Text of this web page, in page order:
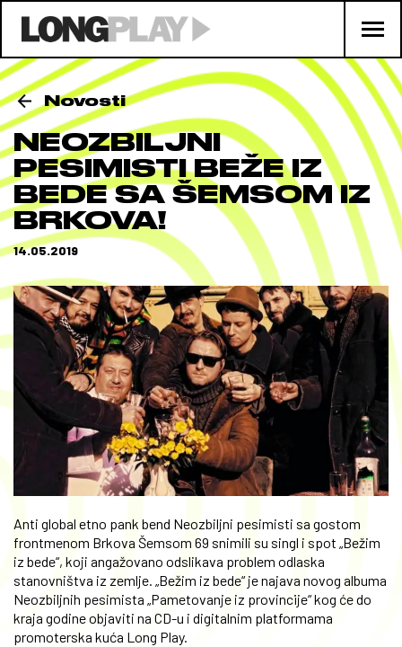
Novosti
NEOZBILJNI
PESIMISTI BEŽE IZ
BEDE SA ŠEMSOM IZ
BRKOVA!
14.05.2019
Anti global etno pank bend Neozbiljni pesimisti sa gostom
frontmenom Brkova Šemsom 69 snimili su singl i spot „Bežim
iz bede“, koji angažovano odslikava problem odlaska
stanovništva iz zemlje. „Bežim iz bede“ je najava novog albuma
Neozbiljnih pesimista „Pametovanje iz provincije“ kog će do
kraja godine objaviti na CD-u i digitalnim platformama
promoterska kuća Long Play.